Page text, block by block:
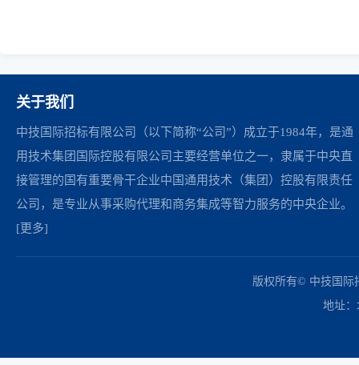
关于我们
中技国际招标有限公司（以下简称“公司”）成立于1984年，是通
用技术集团国际控股有限公司主要经营单位之一，隶属于中央直
接管理的国有重要骨干企业中国通用技术（集团）控股有限责任
公司，是专业从事采购代理和商务集成等智力服务的中央企业。
[更多]
版权所有© 中技国际
地址：